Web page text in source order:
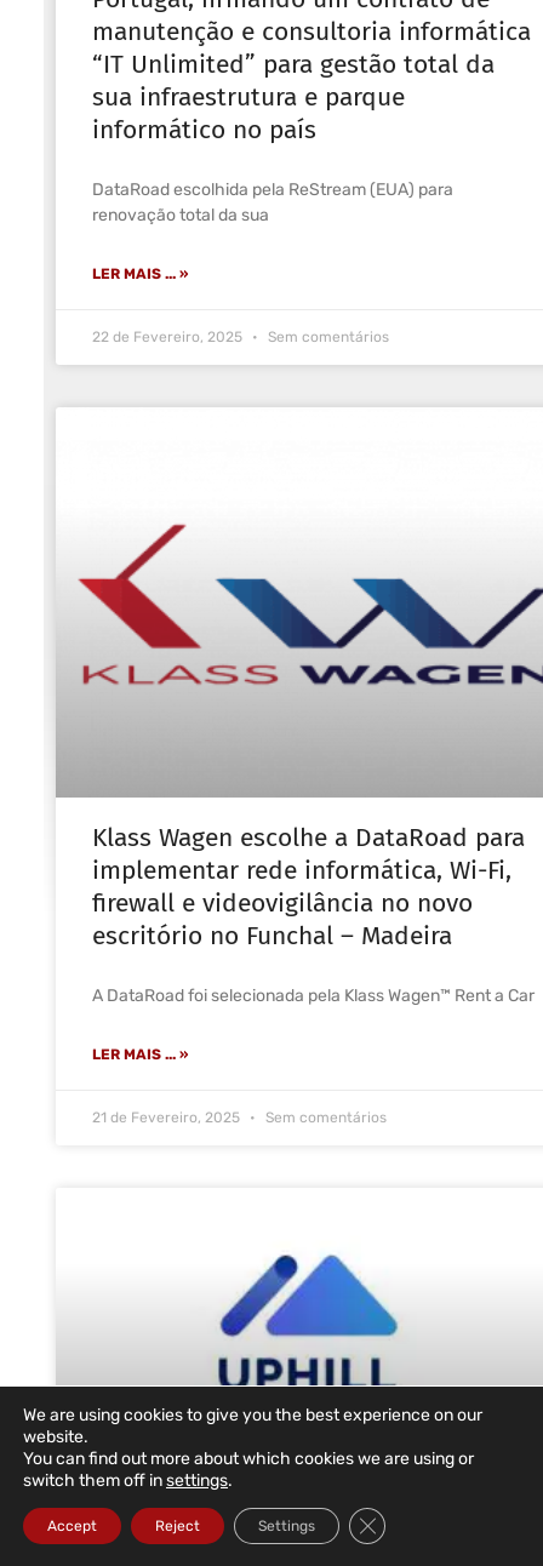
manutenção e consultoria informática
“IT Unlimited” para gestão total da
sua infraestrutura e parque
informático no país
DataRoad escolhida pela ReStream (EUA) para
renovação total da sua
LER MAIS ... »
22 de Fevereiro, 2025 Sem comentários
Klass Wagen escolhe a DataRoad para
implementar rede informática, Wi-Fi,
firewall e videovigilância no novo
escritório no Funchal – Madeira
A DataRoad foi selecionada pela Klass Wagen™ Rent a Car
LER MAIS ... »
21 de Fevereiro, 2025 Sem comentários
UpHill Health volta a escolher a
DataRoad para o novo escritório em
We are using cookies to give you the best experience on our
website.
You can find out more about which cookies we are using or
switch them off insettings.
Accept Reject Settings Close GDPR Cookie